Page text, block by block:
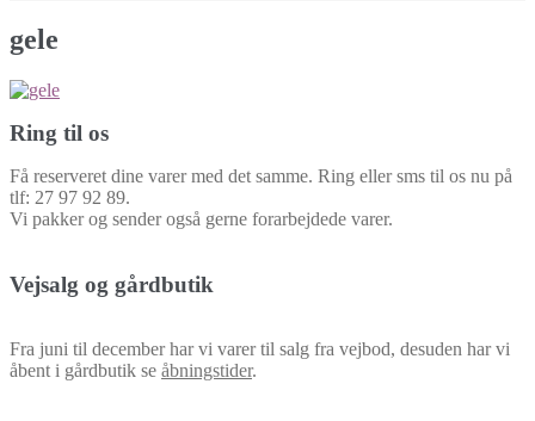
gele
Ring til os
Få reserveret dine varer med det samme. Ring eller sms til os nu på
tlf: 27 97 92 89.
Vi pakker og sender også gerne forarbejdede varer.
Vejsalg og gårdbutik
Fra juni til december har vi varer til salg fra vejbod, desuden har vi
åbent i gårdbutik se åbningstider.